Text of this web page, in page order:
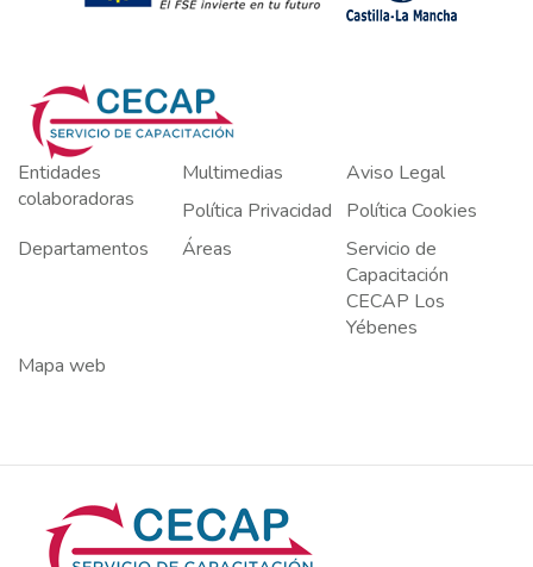
Entidades
colaboradoras
Multimedias
Aviso Legal
Política Privacidad
Política Cookies
Departamentos
Áreas
Servicio de
Capacitación
CECAP Los
Yébenes
Mapa web